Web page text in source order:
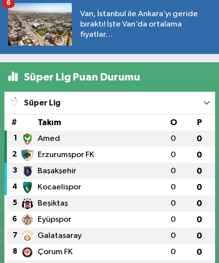
Van, İstanbul ile Ankara’yı geride
bıraktı! İşte Van’da ortalama
fiyatlar…
6
Süper Lig Puan Durumu
Süper Lig
# Takım O P
1 Amed 0 0
2 Erzurumspor FK 0 0
3 Başakşehir 0 0
4 Kocaelispor 0 0
5 Beşiktaş 0 0
6 Eyüpspor 0 0
7 Galatasaray 0 0
8 Çorum FK 0 0